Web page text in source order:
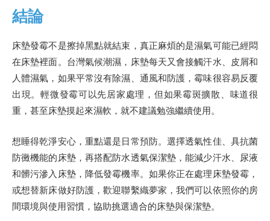
結論
床墊發霉不是擦掉黑點就結束，真正麻煩的是濕氣可能已經悶
在床墊裡面。台灣氣候潮濕，床墊每天又會接觸汗水、皮屑和
人體濕氣，如果平常沒有除濕、通風和防護，霉味很容易反覆
出現。輕微發霉可以先居家處理，但如果霉斑擴散、味道很
重，甚至床墊摸起來濕軟，就不建議勉強繼續使用。
想睡得乾淨安心，重點還是日常預防。選擇透氣性佳、具抗菌
防黴機能的床墊，再搭配防水透氣保潔墊，能減少汗水、尿液
和髒污滲入床墊，降低發霉機率。如果你正在處理床墊發霉，
或想替新床做好防護，歡迎聯繫織夢家，我們可以依照你的房
間環境與使用習慣，協助挑選適合的床墊與保潔墊。